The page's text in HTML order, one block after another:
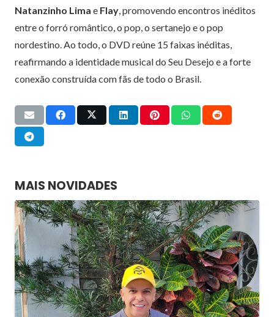
Natanzinho Lima e Flay, promovendo encontros inéditos
entre o forró romântico, o pop, o sertanejo e o pop
nordestino. Ao todo, o DVD reúne 15 faixas inéditas,
reafirmando a identidade musical do Seu Desejo e a forte
conexão construída com fãs de todo o Brasil.
MAIS NOVIDADES